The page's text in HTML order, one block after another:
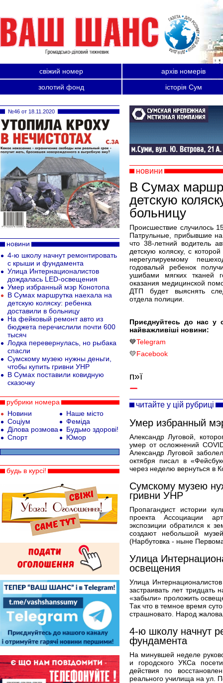
свіжий номер
архів номерів
золотий фонд
історія Сум
новини
В Сумах
детскую
больницу
Происшествие случилось
Патрульные, прибывшие
что 38-летний водитель
детскую коляску, с
нерегулируемому
годовалый ребенок
ушибами мягких тканей
оказания медицинской
ДТП будет выяснять
отдела полиции.
Приєднуйтесь до нас у
найважливіші новини:
💙Telegram
💛Facebook
п»ї
читайте у цій рубриці
Умер избранный
Александр Луговой,
умер от осложнений
Александр Луговой
октября писал в
через неделю вернуться в
Сумскому музею
гривни УНР
Пропагандист истории
проекта Ассоциации
экспозиции обратился к
создают небольшой
(Нарбутовка - ныне
Улица
освещения
Улица
застраивать лет
«забыли» проложить
Так что в темное время
страшновато. Народ
4-ю школу начнут
фундамента
На минувшей неделе
и городского УКСа
действия по
реального училища на ул.
№46 от 18.11.2020
новини
4-ю школу начнут ремонтировать
с крыши и фундамента
Улица Интернационалистов
дождалась LED-освещения
Умер избранный мэр Конотопа
В Сумах маршрутка наехала на
детскую коляску: ребенка
доставили в больницу
На фейковый ремонт авто из
бюджета перечислили почти 600
тысяч
Лодка перевернулась, но рыбака
спасли
Сумскому музею нужны деньги,
чтобы купить гривни УНР
В Сумах поставили ковидную
сказочку
рубрики номера
Новини
Соціум
Ділова розмова
Спорт
Наше місто
Феміда
Будьмо здорові!
Юмор
будь в курсі!